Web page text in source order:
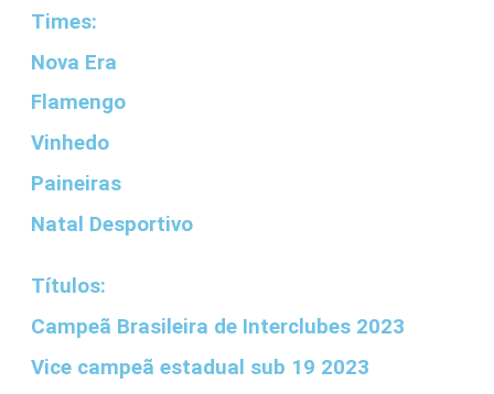
Times:
Nova Era
Flamengo
Vinhedo
Paineiras
Natal Desportivo
Títulos:
⁠Campeã Brasileira de Interclubes 2023
Vice campeã estadual sub 19 2023